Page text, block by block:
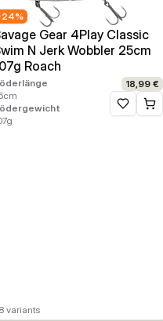
hinzufügen
24%
Gear 4Play Classic
N Jerk Wobbler 25cm
Roach
cm
g
18,99 €
Zur
variants